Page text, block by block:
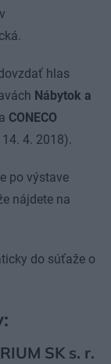
hlas
Nábytok a
CONECO
4. 2018).
po výstave
nájdete na
do súťaže o
SK s. r.